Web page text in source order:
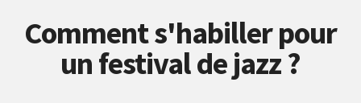
Comment s'habiller pour
un festival de jazz ?